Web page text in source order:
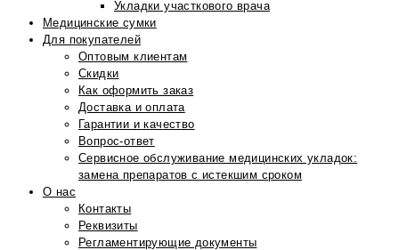
Укладки участкового врача
Медицинские сумки
Для покупателей
Оптовым клиентам
Скидки
Как оформить заказ
Доставка и оплата
Гарантии и качество
Вопрос-ответ
Сервисное обслуживание медицинских укладок:
замена препаратов с истекшим сроком
О нас
Контакты
Реквизиты
Регламентирующие документы